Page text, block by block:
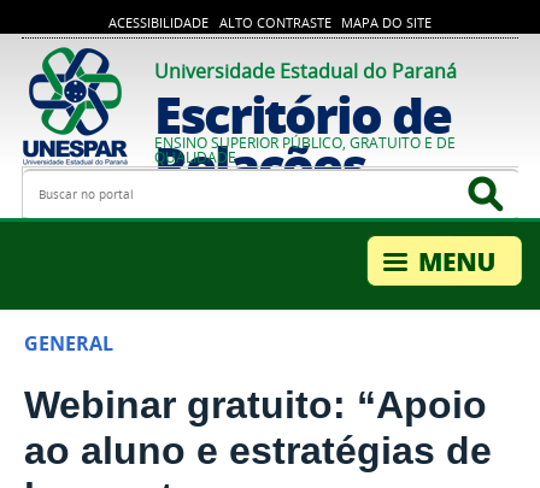
ACESSIBILIDADE ALTO CONTRASTE MAPA DO SITE
Universidade Estadual do Paraná
Escritório de
Relações
Internacionais
ENSINO SUPERIOR PÚBLICO, GRATUITO E DE
QUALIDADE
Busca
GENERAL
Webinar gratuito: “Apoio
ao aluno e estratégias de